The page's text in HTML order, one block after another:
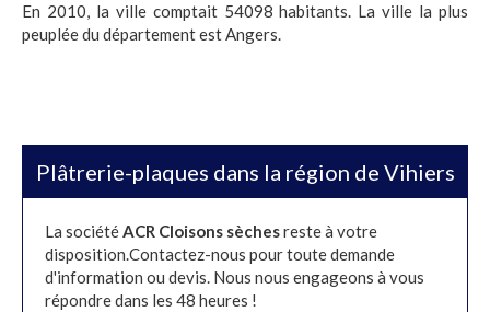
En 2010, la ville comptait 54098 habitants. La ville la plus
peuplée du département est Angers.
Plâtrerie-plaques dans la région de Vihiers
La sociétéACR Cloisons sèchesreste à votre
disposition.Contactez-nous pour toute demande
d'information ou devis. Nous nous engageons à vous
répondre dans les 48 heures !